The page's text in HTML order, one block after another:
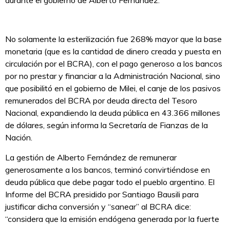
No solamente la esterilización fue 268% mayor que la base
monetaria (que es la cantidad de dinero creada y puesta en
circulación por el BCRA), con el pago generoso a los bancos
por no prestar y financiar a la Administración Nacional, sino
que posibilitó en el gobierno de Milei, el canje de los pasivos
remunerados del BCRA por deuda directa del Tesoro
Nacional, expandiendo la deuda pública en 43.366 millones
de dólares, según informa la Secretaría de Fianzas de la
Nación.
La gestión de Alberto Fernández de remunerar
generosamente a los bancos, terminó convirtiéndose en
deuda pública que debe pagar todo el pueblo argentino. El
Informe del BCRA presidido por Santiago Bausili para
justificar dicha conversión y “sanear” al BCRA dice:
“considera que la emisión endógena generada por la fuerte